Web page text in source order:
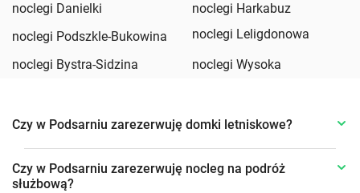
noclegi Danielki
noclegi Harkabuz
noclegi Podszkle-Bukowina
noclegi Leligdonowa
noclegi Bystra-Sidzina
noclegi Wysoka
Czy w Podsarniu zarezerwuję domki letniskowe?
Czy w Podsarniu zarezerwuję nocleg na podróż
służbową?